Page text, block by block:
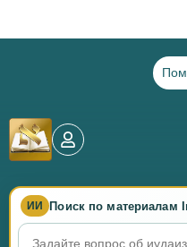
ИИ Поиск по материалам